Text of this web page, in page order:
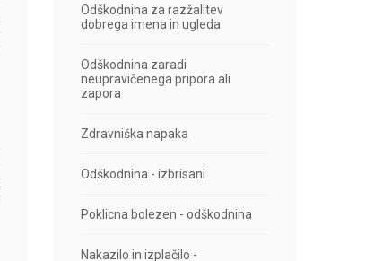
Odškodnina za razžalitev
dobrega imena in ugleda
Odškodnina zaradi
neupravičenega pripora ali
zapora
Zdravniška napaka
Odškodnina - izbrisani
Poklicna bolezen - odškodnina
Nakazilo in izplačilo -